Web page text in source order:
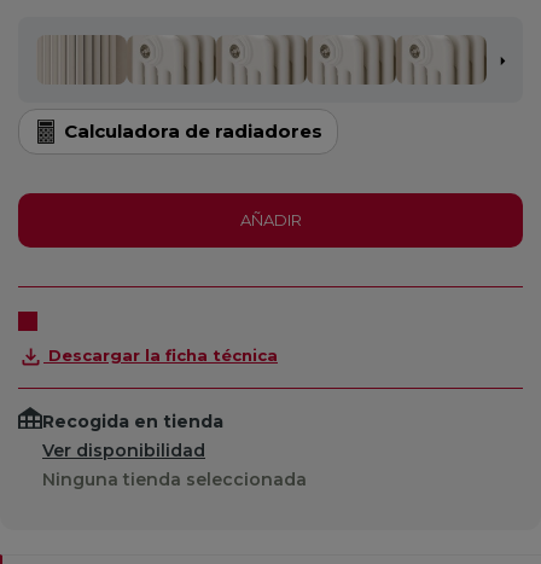
Calculadora de radiadores
AÑADIR
Descargar la ficha técnica
Recogida en tienda
Ver disponibilidad
Ninguna tienda seleccionada